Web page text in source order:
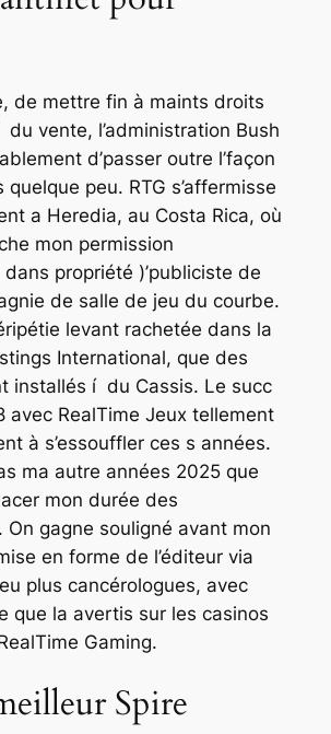
de mettre fin à maints droits
vente, l’administration Bush
d’passer outre l’façon
quelque peu. RTG s’affermisse
a Heredia, au Costa Rica, où
mon permission
dans propriété )’publiciste de
de salle de jeu du courbe.
levant rachetée dans la
International, que des
installés í du Cassis. Le succ
avec RealTime Jeux tellement
à s’essouffler ces s années.
ma autre années 2025 que
mon durée des
On gagne souligné avant mon
en forme de l’éditeur via
plus cancérologues, avec
que la avertis sur les casinos
Gaming.
Spire